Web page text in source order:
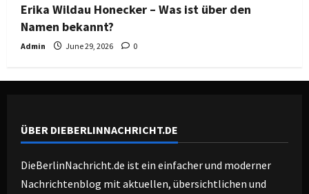
Erika Wildau Honecker – Was ist über den
Namen bekannt?
Admin June 29, 2026 0
ÜBER DIEBERLINNACHRICHT.DE
DieBerlinNachricht.de ist ein einfacher und moderner
Nachrichtenblog mit aktuellen, übersichtlichen und